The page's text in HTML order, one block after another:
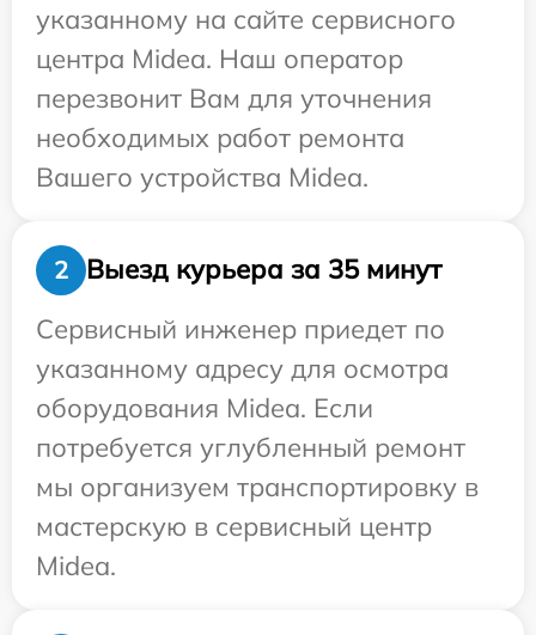
указанному на сайте сервисного
центра Midea. Наш оператор
перезвонит Вам для уточнения
необходимых работ ремонта
Вашего устройства Midea.
2
Выезд курьера за 35 минут
Сервисный инженер приедет по
указанному адресу для осмотра
оборудования Midea. Если
потребуется углубленный ремонт
мы организуем транспортировку в
мастерскую в сервисный центр
Midea.